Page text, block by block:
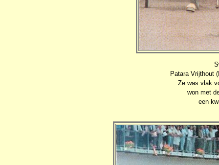
Patara Vrijthout
Ze was vlak
won met
een